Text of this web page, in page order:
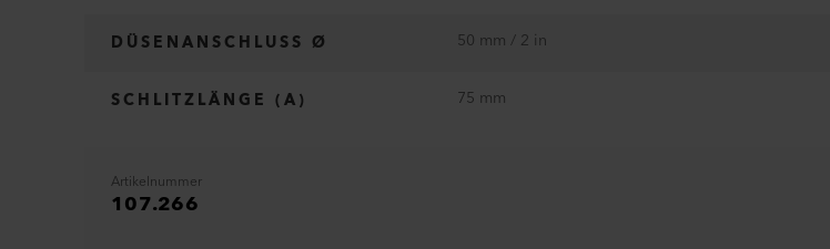
DÜSENANSCHLUSS Ø 50 mm / 2 in
SCHLITZLÄNGE (A) 75 mm
Artikelnummer
107.266